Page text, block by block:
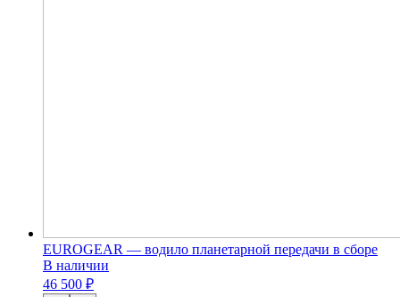
EUROGEAR — водило планетарной передачи в сборе
В наличии
46 500 ₽